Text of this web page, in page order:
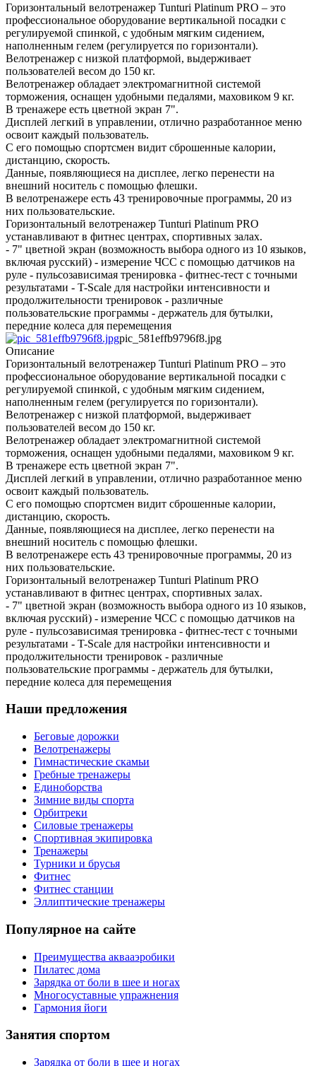
Горизонтальный велотренажер Tunturi Platinum PRO – это
профессиональное оборудование вертикальной посадки с
регулируемой спинкой, с удобным мягким сидением,
наполненным гелем (регулируется по горизонтали).
Велотренажер с низкой платформой, выдерживает
пользователей весом до 150 кг.
Велотренажер обладает электромагнитной системой
торможения, оснащен удобными педалями, маховиком 9 кг.
В тренажере есть цветной экран 7".
Дисплей легкий в управлении, отлично разработанное меню
освоит каждый пользователь.
С его помощью спортсмен видит сброшенные калории,
дистанцию, скорость.
Данные, появляющиеся на дисплее, легко перенести на
внешний носитель с помощью флешки.
В велотренажере есть 43 тренировочные программы, 20 из
них пользовательские.
Горизонтальный велотренажер Tunturi Platinum PRO
устанавливают в фитнес центрах, спортивных залах.
- 7" цветной экран (возможность выбора одного из 10 языков,
включая русский) - измерение ЧСС с помощью датчиков на
руле - пульсозависимая тренировка - фитнес-тест с точными
результатами - T-Scale для настройки интенсивности и
продолжительности тренировок - различные
пользовательские программы - держатель для бутылки,
передние колеса для перемещения
pic_581effb9796f8.jpg
Описание
Горизонтальный велотренажер Tunturi Platinum PRO – это
профессиональное оборудование вертикальной посадки с
регулируемой спинкой, с удобным мягким сидением,
наполненным гелем (регулируется по горизонтали).
Велотренажер с низкой платформой, выдерживает
пользователей весом до 150 кг.
Велотренажер обладает электромагнитной системой
торможения, оснащен удобными педалями, маховиком 9 кг.
В тренажере есть цветной экран 7".
Дисплей легкий в управлении, отлично разработанное меню
освоит каждый пользователь.
С его помощью спортсмен видит сброшенные калории,
дистанцию, скорость.
Данные, появляющиеся на дисплее, легко перенести на
внешний носитель с помощью флешки.
В велотренажере есть 43 тренировочные программы, 20 из
них пользовательские.
Горизонтальный велотренажер Tunturi Platinum PRO
устанавливают в фитнес центрах, спортивных залах.
- 7" цветной экран (возможность выбора одного из 10 языков,
включая русский) - измерение ЧСС с помощью датчиков на
руле - пульсозависимая тренировка - фитнес-тест с точными
результатами - T-Scale для настройки интенсивности и
продолжительности тренировок - различные
пользовательские программы - держатель для бутылки,
передние колеса для перемещения
Наши предложения
Беговые дорожки
Велотренажеры
Гимнастические скамьи
Гребные тренажеры
Единоборства
Зимние виды спорта
Орбитреки
Силовые тренажеры
Спортивная экипировка
Тренажеры
Турники и брусья
Фитнес
Фитнес станции
Эллиптические тренажеры
Популярное на сайте
Преимущества аквааэробики
Пилатес дома
Зарядка от боли в шее и ногах
Многосуставные упражнения
Гармония йоги
Занятия спортом
Зарядка от боли в шее и ногах